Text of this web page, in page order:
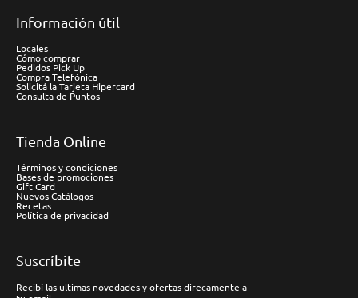
Información útil
Locales
Cómo comprar
Pedidos Pick Up
Compra Telefónica
Solicitá la Tarjeta Hipercard
Consulta de Puntos
Tienda Online
Términos y condiciones
Bases de promociones
Gift Card
Nuevos Catálogos
Recetas
Política de privacidad
Suscríbite
Recibí las ultimas novedades y ofertas direcamente a